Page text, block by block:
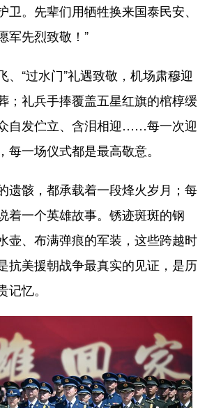
卫。先辈们用牺牲换来国泰民安、
军先烈致敬！”
“过水门”礼遇致敬，机场肃穆迎
；礼兵手捧覆盖五星红旗的棺椁缓
自发伫立、含泪相迎……每一次迎
每一场仪式都是最高敬意。
骸，都承载着一段烽火岁月；每
着一个英雄故事。锈迹斑斑的钢
壶、布满弹痕的军装，这些跨越时
抗美援朝战争最真实的见证，是历
忆。